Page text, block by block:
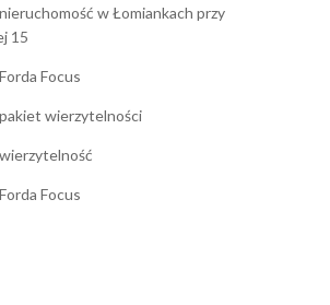
w Łomiankach przy
15
Focus
wierzytelności
Focus